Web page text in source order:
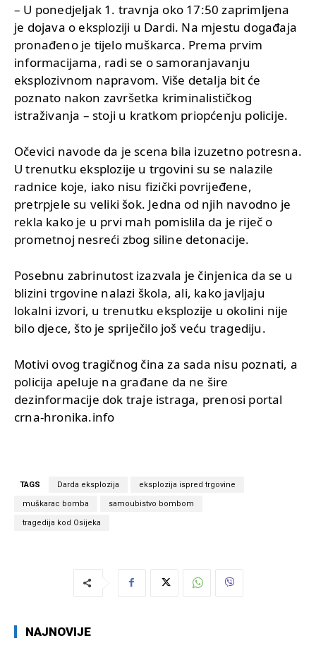
– U ponedjeljak 1. travnja oko 17:50 zaprimljena
je dojava o eksploziji u Dardi. Na mjestu događaja
pronađeno je tijelo muškarca. Prema prvim
informacijama, radi se o samoranjavanju
eksplozivnom napravom. Više detalja bit će
poznato nakon završetka kriminalističkog
istraživanja – stoji u kratkom priopćenju policije.
Očevici navode da je scena bila izuzetno potresna.
U trenutku eksplozije u trgovini su se nalazile
radnice koje, iako nisu fizički povrijeđene,
pretrpjele su veliki šok. Jedna od njih navodno je
rekla kako je u prvi mah pomislila da je riječ o
prometnoj nesreći zbog siline detonacije.
Posebnu zabrinutost izazvala je činjenica da se u
blizini trgovine nalazi škola, ali, kako javljaju
lokalni izvori, u trenutku eksplozije u okolini nije
bilo djece, što je spriječilo još veću tragediju.
Motivi ovog tragičnog čina za sada nisu poznati, a
policija apeluje na građane da ne šire
dezinformacije dok traje istraga, prenosi portal
crna-hronika.info
TAGS Darda eksplozija eksplozija ispred trgovine
muškarac bomba samoubistvo bombom
tragedija kod Osijeka
NAJNOVIJE